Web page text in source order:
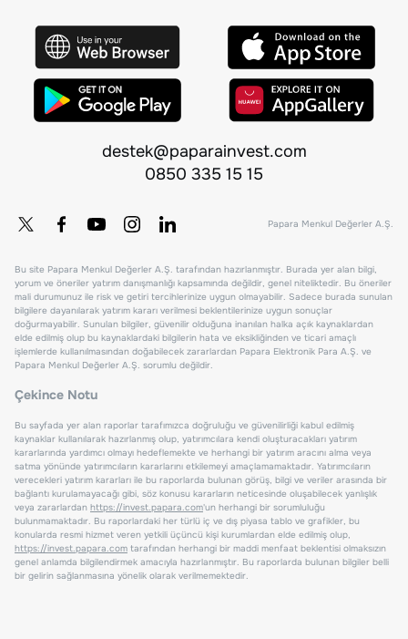
destek@paparainvest.com
0850 335 15 15
Papara Menkul Değerler A.Ş.
Bu site Papara Menkul Değerler A.Ş. tarafından hazırlanmıştır. Burada yer alan bilgi,
yorum ve öneriler yatırım danışmanlığı kapsamında değildir, genel niteliktedir. Bu öneriler
mali durumunuz ile risk ve getiri tercihlerinize uygun olmayabilir. Sadece burada sunulan
bilgilere dayanılarak yatırım kararı verilmesi beklentilerinize uygun sonuçlar
doğurmayabilir. Sunulan bilgiler, güvenilir olduğuna inanılan halka açık kaynaklardan
elde edilmiş olup bu kaynaklardaki bilgilerin hata ve eksikliğinden ve ticari amaçlı
işlemlerde kullanılmasından doğabilecek zararlardan Papara Elektronik Para A.Ş. ve
Papara Menkul Değerler A.Ş. sorumlu değildir.
Çekince Notu
Bu sayfada yer alan raporlar tarafımızca doğruluğu ve güvenilirliği kabul edilmiş
kaynaklar kullanılarak hazırlanmış olup, yatırımcılara kendi oluşturacakları yatırım
kararlarında yardımcı olmayı hedeflemekte ve herhangi bir yatırım aracını alma veya
satma yönünde yatırımcıların kararlarını etkilemeyi amaçlamamaktadır. Yatırımcıların
verecekleri yatırım kararları ile bu raporlarda bulunan görüş, bilgi ve veriler arasında bir
bağlantı kurulamayacağı gibi, söz konusu kararların neticesinde oluşabilecek yanlışlık
veya zararlardan https://invest.papara.com'un herhangi bir sorumluluğu
bulunmamaktadır. Bu raporlardaki her türlü iç ve dış piyasa tablo ve grafikler, bu
konularda resmi hizmet veren yetkili üçüncü kişi kurumlardan elde edilmiş olup,
https://invest.papara.com tarafından herhangi bir maddi menfaat beklentisi olmaksızın
genel anlamda bilgilendirmek amacıyla hazırlanmıştır. Bu raporlarda bulunan bilgiler belli
bir gelirin sağlanmasına yönelik olarak verilmemektedir.